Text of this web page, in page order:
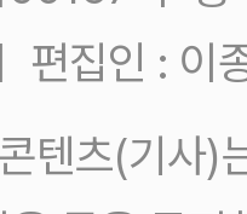
편집인 : 이
텐츠(기사)